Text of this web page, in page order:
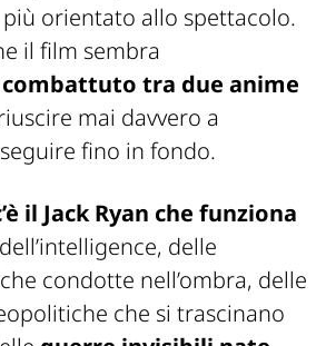
orientato allo spettacolo.
il film sembra
combattuto tra due anime
mai davvero a
fino in fondo.
il Jack Ryan che funziona
delle
condotte nell’ombra, delle
che si trascinano